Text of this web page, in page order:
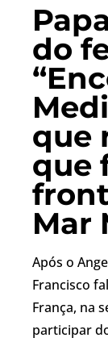
do
que
que
Mar
Após o
Francisco
França, na
participar